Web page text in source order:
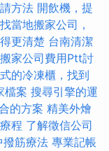
方法 開飲機，提
當地搬家公司，
更清楚 台南清潔
搬家公司費用Ptt討
的冷凍櫃，找到
檔案 搜尋引擎的運
的方案 精美外燴
程 了解徵信公司
撥筋療法 專業記帳